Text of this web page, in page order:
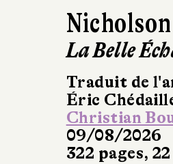
La Belle
Traduit de
Éric
Christian
09/08/2026
322 pages,